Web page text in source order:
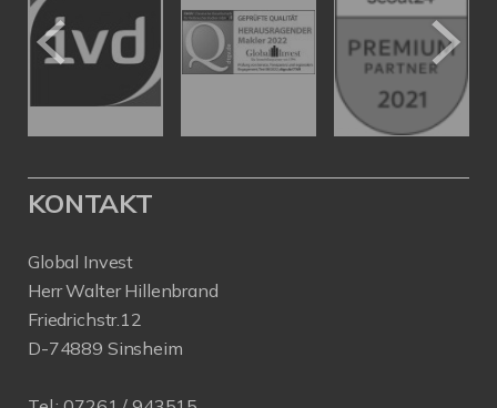
KONTAKT
Global Invest
Herr Walter Hillenbrand
Friedrichstr.12
D-74889 Sinsheim